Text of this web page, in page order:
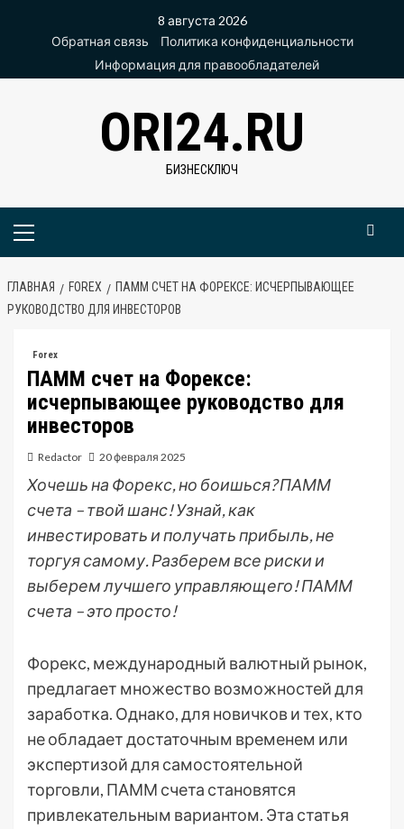
содержимому
8 августа 2026
Обратная связь
Политика конфиденциальности
Информация для правообладателей
ORI24.RU
БИЗНЕСКЛЮЧ
Основное
ГЛАВНАЯ FOREX
ПАММ СЧЕТ НА ФОРЕКСЕ: ИСЧЕРПЫВАЮЩЕЕ
РУКОВОДСТВО ДЛЯ ИНВЕСТОРОВ
Forex
ПАММ счет на Форексе:
исчерпывающее руководство для
инвесторов
Redactor 20 февраля 2025
Хочешь на Форекс, но боишься? ПАММ
счета – твой шанс! Узнай, как
инвестировать и получать прибыль, не
торгуя самому. Разберем все риски и
выберем лучшего управляющего! ПАММ
счета – это просто!
Форекс, международный валютный рынок,
предлагает множество возможностей для
заработка. Однако, для новичков и тех, кто
не обладает достаточным временем или
экспертизой для самостоятельной
торговли, ПАММ счета становятся
привлекательным вариантом. Эта статья